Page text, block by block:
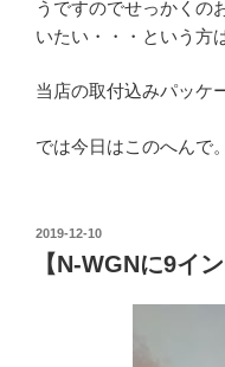
うですのでせっかくの
いたい・・・という方
当店の取付込みパッケ
では今日はこのへんで。
投
稿
日:
2019-12-10
【N-WGNに9イ